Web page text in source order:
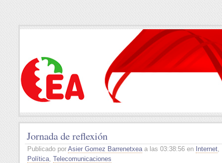
Jornada de reflexión
Publicado por Asier Gomez Barrenetxeaa las 03:38:56 en Internet,
Política, Telecomunicaciones